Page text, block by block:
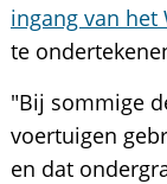
ingang van het
te
"Bij sommige
voertuigen
en dat